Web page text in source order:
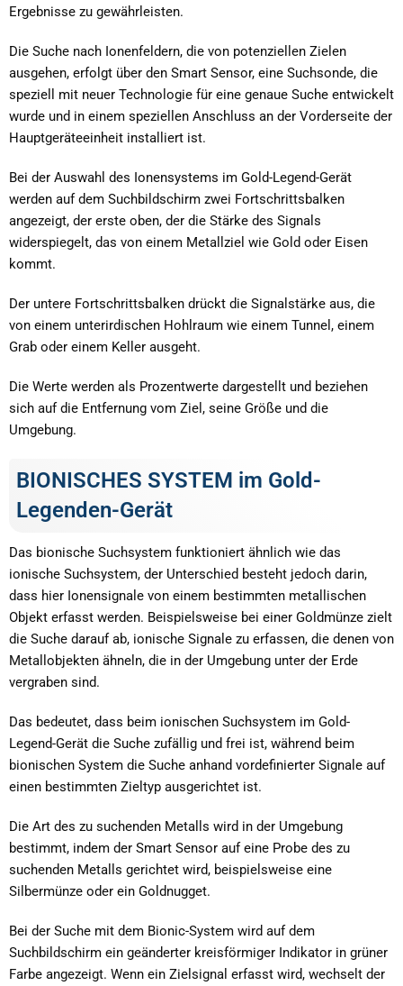
Ergebnisse zu gewährleisten.
Die Suche nach Ionenfeldern, die von potenziellen Zielen
ausgehen, erfolgt über den Smart Sensor, eine Suchsonde, die
speziell mit neuer Technologie für eine genaue Suche entwickelt
wurde und in einem speziellen Anschluss an der Vorderseite der
Hauptgeräteeinheit installiert ist.
Bei der Auswahl des Ionensystems im Gold-Legend-Gerät
werden auf dem Suchbildschirm zwei Fortschrittsbalken
angezeigt, der erste oben, der die Stärke des Signals
widerspiegelt, das von einem Metallziel wie Gold oder Eisen
kommt.
Der untere Fortschrittsbalken drückt die Signalstärke aus, die
von einem unterirdischen Hohlraum wie einem Tunnel, einem
Grab oder einem Keller ausgeht.
Die Werte werden als Prozentwerte dargestellt und beziehen
sich auf die Entfernung vom Ziel, seine Größe und die
Umgebung.
BIONISCHES SYSTEM im Gold-
Legenden-Gerät
Das bionische Suchsystem funktioniert ähnlich wie das
ionische Suchsystem, der Unterschied besteht jedoch darin,
dass hier Ionensignale von einem bestimmten metallischen
Objekt erfasst werden. Beispielsweise bei einer Goldmünze zielt
die Suche darauf ab, ionische Signale zu erfassen, die denen von
Metallobjekten ähneln, die in der Umgebung unter der Erde
vergraben sind.
Das bedeutet, dass beim ionischen Suchsystem im Gold-
Legend-Gerät die Suche zufällig und frei ist, während beim
bionischen System die Suche anhand vordefinierter Signale auf
einen bestimmten Zieltyp ausgerichtet ist.
Die Art des zu suchenden Metalls wird in der Umgebung
bestimmt, indem der Smart Sensor auf eine Probe des zu
suchenden Metalls gerichtet wird, beispielsweise eine
Silbermünze oder ein Goldnugget.
Bei der Suche mit dem Bionic-System wird auf dem
Suchbildschirm ein geänderter kreisförmiger Indikator in grüner
Farbe angezeigt. Wenn ein Zielsignal erfasst wird, wechselt der